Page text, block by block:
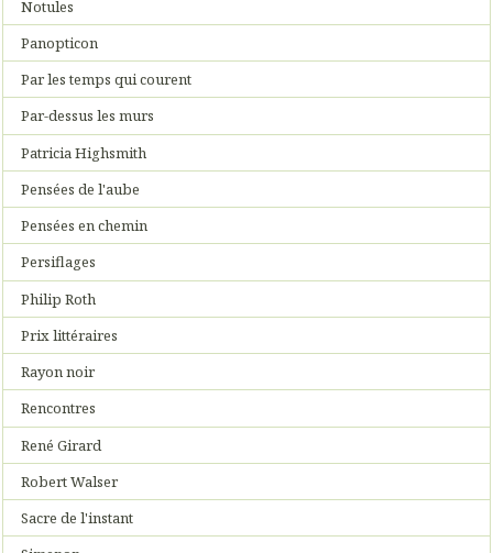
Notules
Panopticon
Par les temps qui courent
Par-dessus les murs
Patricia Highsmith
Pensées de l'aube
Pensées en chemin
Persiflages
Philip Roth
Prix littéraires
Rayon noir
Rencontres
René Girard
Robert Walser
Sacre de l'instant